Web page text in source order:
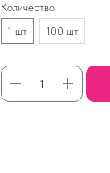
Количество
1 шт
100 шт